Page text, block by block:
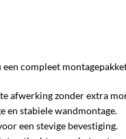
een compleet
afwerking zonder extra
en stabiele wandmontage.
een stevige bevestiging.